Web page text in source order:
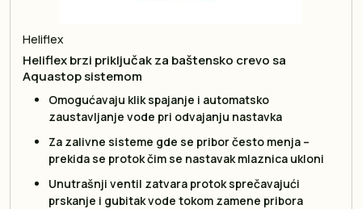
Heliflex
Heliflex brzi priključak za baštensko crevo sa
Aquastop sistemom
Omogućavaju klik spajanje i automatsko
zaustavljanje vode pri odvajanju nastavka
Za zalivne sisteme gde se pribor često menja –
prekida se protok čim se nastavak mlaznica ukloni
Unutrašnji ventil zatvara protok sprečavajući
prskanje i gubitak vode tokom zamene pribora